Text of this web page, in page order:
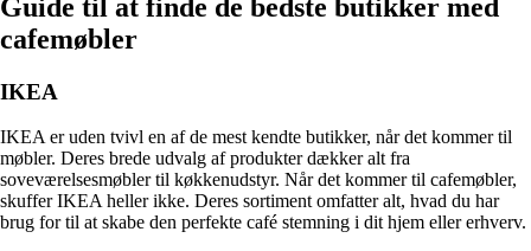
Guide til at finde de bedste butikker med
cafemøbler
IKEA
IKEA er uden tvivl en af ​​de mest kendte butikker, når det kommer til
møbler. Deres brede udvalg af produkter dækker alt fra
soveværelsesmøbler til køkkenudstyr. Når det kommer til cafemøbler,
skuffer IKEA heller ikke. Deres sortiment omfatter alt, hvad du har
brug for til at skabe den perfekte café stemning i dit hjem eller erhverv.